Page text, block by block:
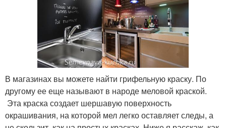
В магазинах вы можете найти грифельную краску. По
другому ее еще называют в народе меловой краской.
Эта краска создает шершавую поверхность
окрашивания, на которой мел легко оставляет следы, а